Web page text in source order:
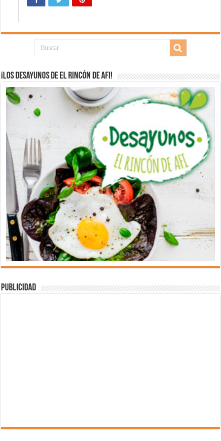
¡Los desayunos de El Rincón de Afi!
Publicidad